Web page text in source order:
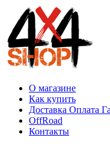
О магазине
Как купить
Доставка Оплата
OffRoad
Контакты